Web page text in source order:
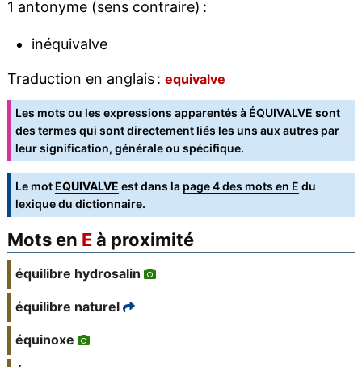
1 antonyme (sens contraire) :
inéquivalve
Traduction en anglais : equivalve
Les mots ou les expressions apparentés à ÉQUIVALVE sont
des termes qui sont directement liés les uns aux autres par
leur signification, générale ou spécifique.
Le motEQUIVALVE est dans la page 4 des mots en E du
lexique du dictionnaire.
Mots en Eà proximité
équilibre hydrosalin
équilibre naturel
équinoxe